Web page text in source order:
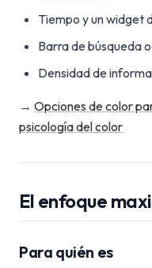
Tiempo y un widget
Barra de búsqueda
Densidad de
→ Opciones de color
psicología del color
El enfoque
Para quién es